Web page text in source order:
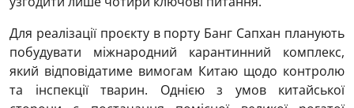
Для реалізації проєкту в порту Банг Сапхан планують
побудувати міжнародний карантинний комплекс,
який відповідатиме вимогам Китаю щодо контролю
та інспекції тварин. Однією з умов китайської